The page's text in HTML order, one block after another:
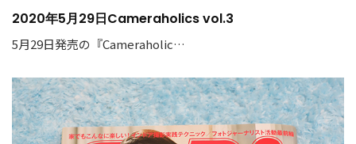
2020年5月29日Cameraholics vol.3
5月29日発売の『Cameraholic…